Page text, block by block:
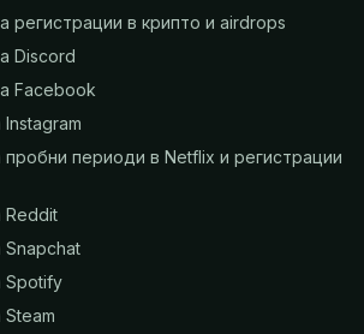
регистрации в крипто и airdrops
Discord
Facebook
периоди в Netflix и регистрации
Reddit
Spotify